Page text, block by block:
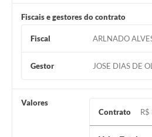
Fiscais e gestores do contrato
Fiscal ARLNADO
Gestor JOSE DIAS DE
Valores
Contrato